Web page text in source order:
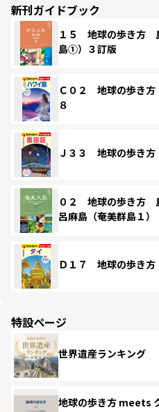
新刊ガイドブック
１５ 地球の歩き方
島①）３訂版
Ｃ０２ 地球の歩き
８
Ｊ３３ 地球の歩き
０２ 地球の歩き方
呂麻島（奄美群島１
Ｄ１７ 地球の歩き
特設ページ
世界遺産ランキング
地球の歩き方 meets